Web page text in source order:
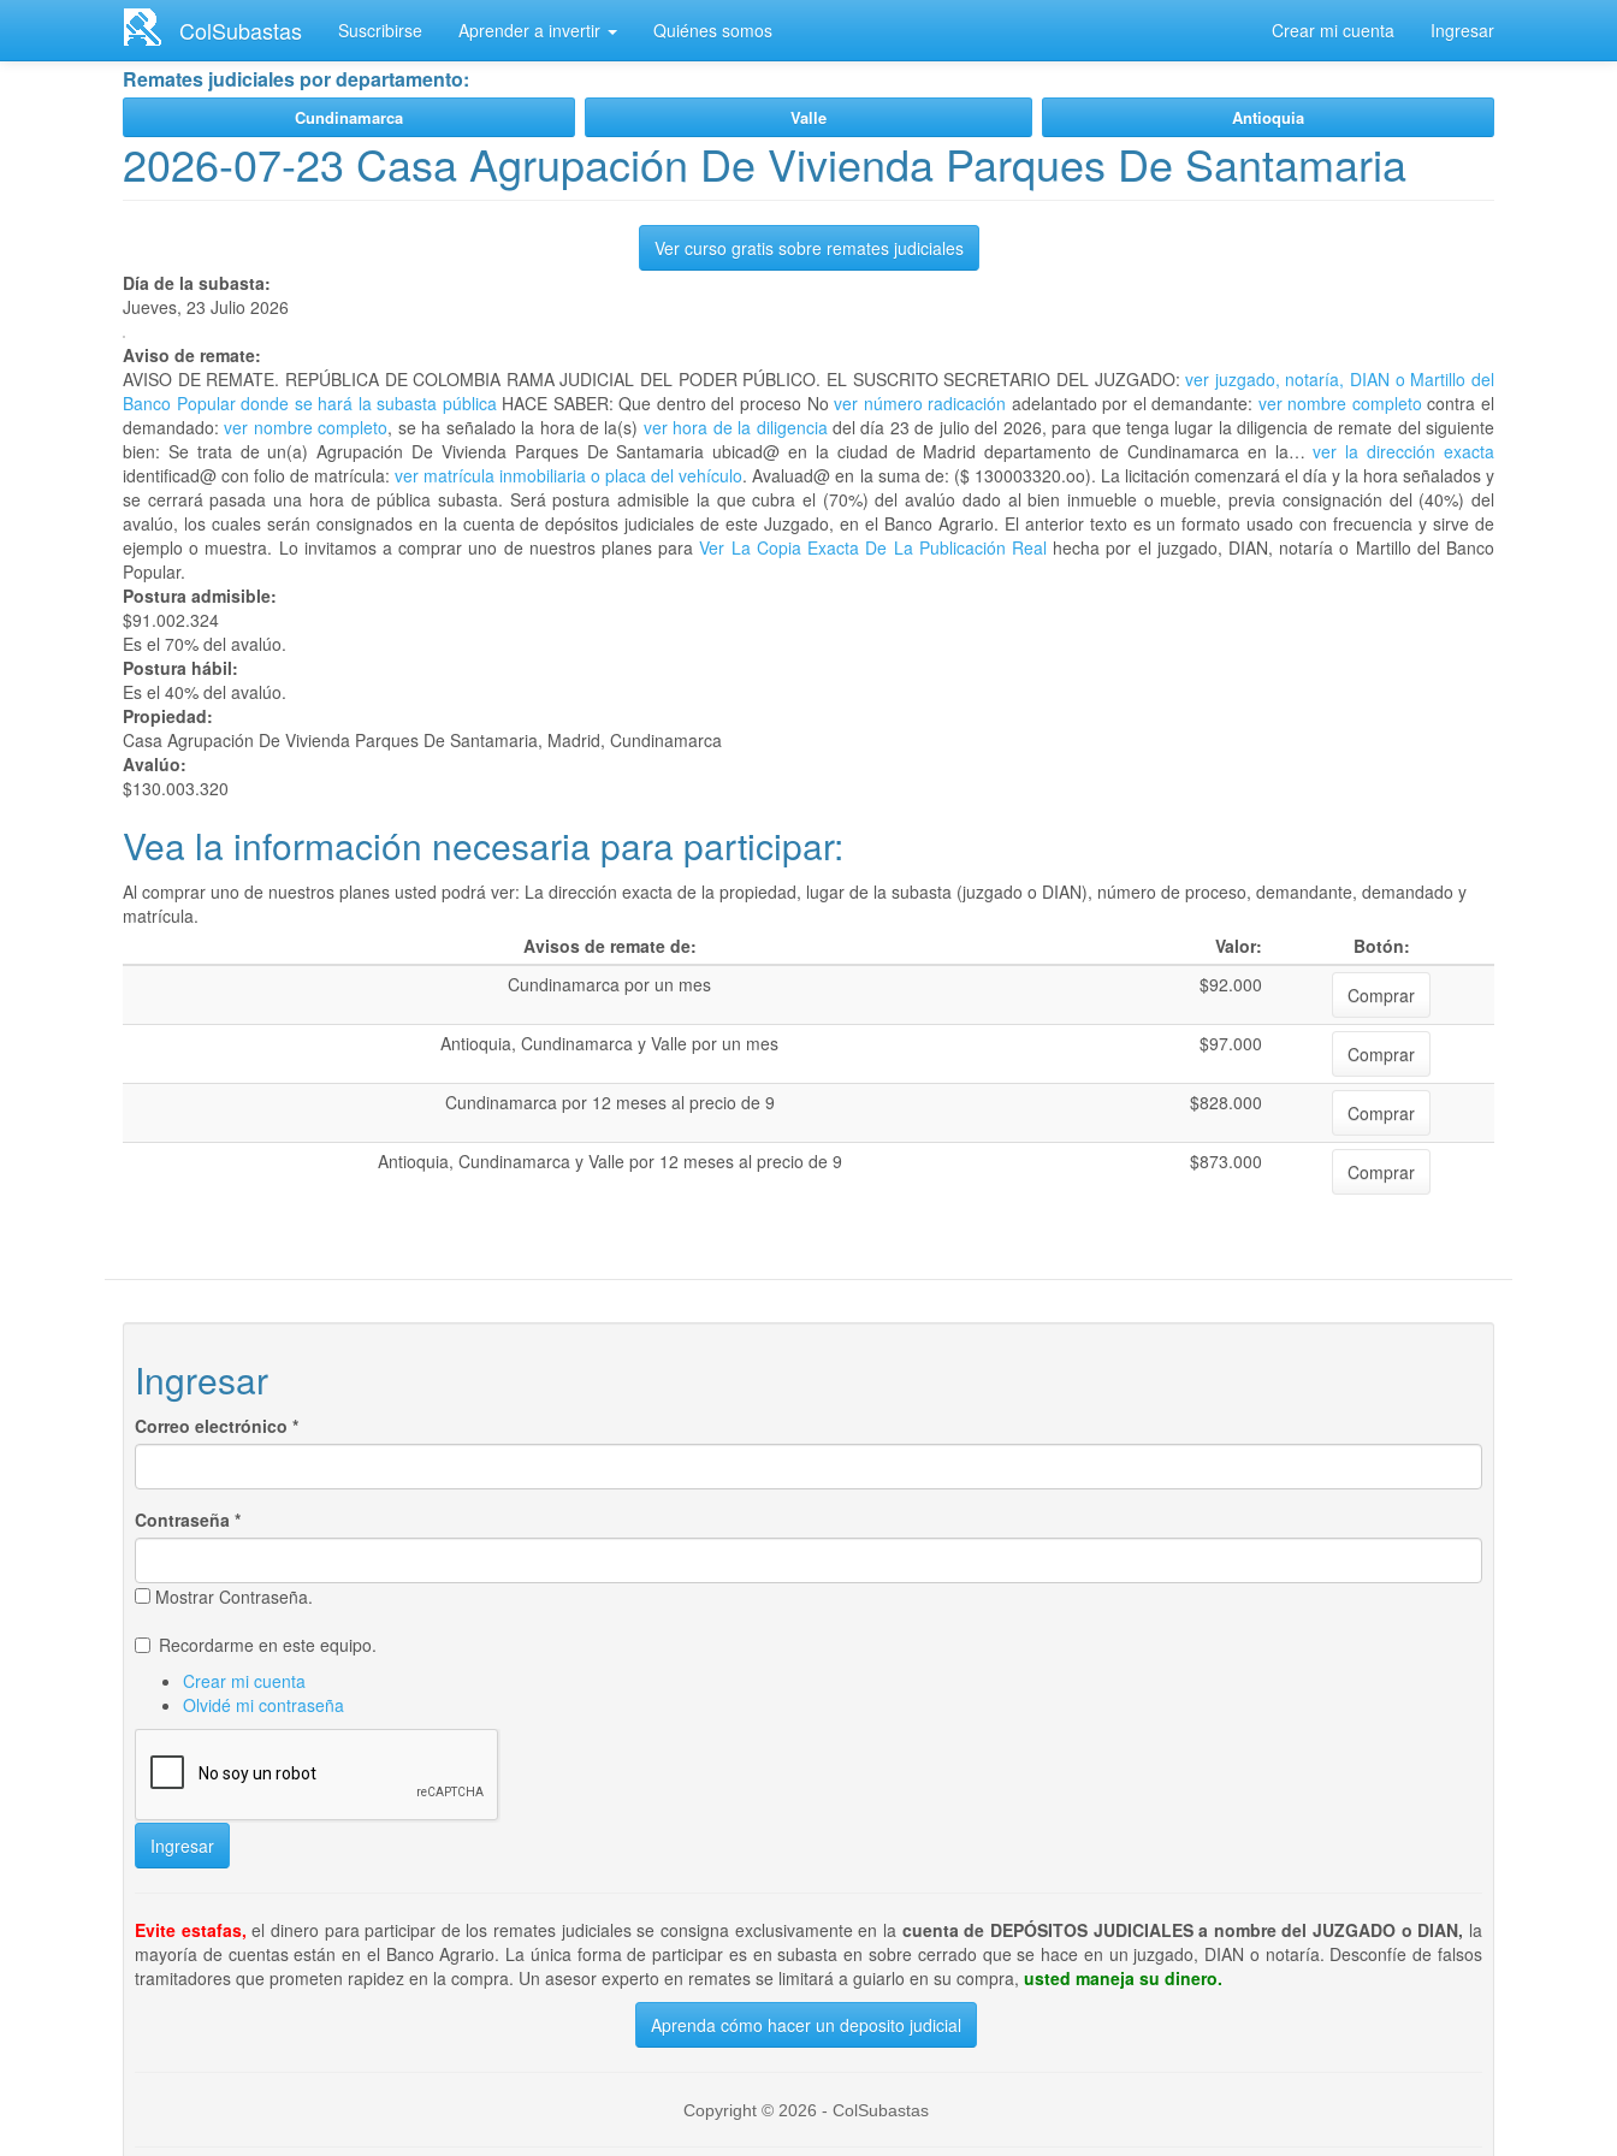
contenido
ColSubastas Suscribirse Aprender a invertir Quiénes somos Crear mi cuenta Ingresar
Remates judiciales por departamento:
Cundinamarca Valle Antioquia
2026-07-23 Casa Agrupación De Vivienda Parques De Santamaria
Ver curso gratis sobre remates judiciales
Día de la subasta:
Jueves, 23 Julio 2026
Aviso de remate:
AVISO DE REMATE. REPÚBLICA DE COLOMBIA RAMA JUDICIAL DEL PODER PÚBLICO. EL SUSCRITO SECRETARIO DEL JUZGADO: ver juzgado, notaría, DIAN o Martillo del
Banco Popular donde se hará la subasta públicaHACE SABER: Que dentro del proceso Nover número radicación adelantado por el demandante: ver nombre completo contra el
demandado:ver nombre completo, se ha señalado la hora de la(s) ver hora de la diligenciadel día 23 de julio del 2026, para que tenga lugar la diligencia de remate del siguiente
bien: Se trata de un(a) Agrupación De Vivienda Parques De Santamaria ubicad@ en la ciudad de Madrid departamento de Cundinamarca en la…ver la dirección exacta
identificad@ con folio de matrícula:ver matrícula inmobiliaria o placa del vehículo. Avaluad@ en la suma de: ($ 130003320.oo). La licitación comenzará el día y la hora señalados y
se cerrará pasada una hora de pública subasta. Será postura admisible la que cubra el (70%) del avalúo dado al bien inmueble o mueble, previa consignación del (40%) del
avalúo, los cuales serán consignados en la cuenta de depósitos judiciales de este Juzgado, en el Banco Agrario. El anterior texto es un formato usado con frecuencia y sirve de
ejemplo o muestra. Lo invitamos a comprar uno de nuestros planes paraVer La Copia Exacta De La Publicación Real hecha por el juzgado, DIAN, notaría o Martillo del Banco
Popular.
Postura admisible:
$91.002.324
Es el 70% del avalúo.
Postura hábil:
Es el 40% del avalúo.
Propiedad:
Casa Agrupación De Vivienda Parques De Santamaria, Madrid, Cundinamarca
Avalúo:
$130.003.320
Vea la información necesaria para participar:
Al comprar uno de nuestros planes usted podrá ver: La dirección exacta de la propiedad, lugar de la subasta (juzgado o DIAN), número de proceso, demandante, demandado y
matrícula.
Avisos de remate de:
Valor:
Botón:
Cundinamarca por un mes
$92.000
Comprar
Antioquia, Cundinamarca y Valle por un mes
$97.000
Comprar
Cundinamarca por 12 meses al precio de 9
$828.000
Comprar
Antioquia, Cundinamarca y Valle por 12 meses al precio de 9
$873.000 Comprar
Ingresar
Correo electrónico *
Contraseña *
Mostrar Contraseña.
Recordarme en este equipo.
Crear mi cuenta
Olvidé mi contraseña
Ingresar
Evite estafas, el dinero para participar de los remates judiciales se consigna exclusivamente en lacuenta de DEPÓSITOS JUDICIALES a nombre del JUZGADO o DIAN, la
mayoría de cuentas están en el Banco Agrario. La única forma de participar es en subasta en sobre cerrado que se hace en un juzgado, DIAN o notaría. Desconfíe de falsos
tramitadores que prometen rapidez en la compra. Un asesor experto en remates se limitará a guiarlo en su compra, usted maneja su dinero.
Aprenda cómo hacer un deposito judicial
Copyright © 2026 - ColSubastas